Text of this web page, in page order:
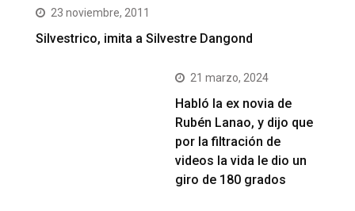
23 noviembre, 2011
Silvestrico, imita a Silvestre Dangond
21 marzo, 2024
Habló la ex novia de
Rubén Lanao, y dijo que
por la filtración de
videos la vida le dio un
giro de 180 grados